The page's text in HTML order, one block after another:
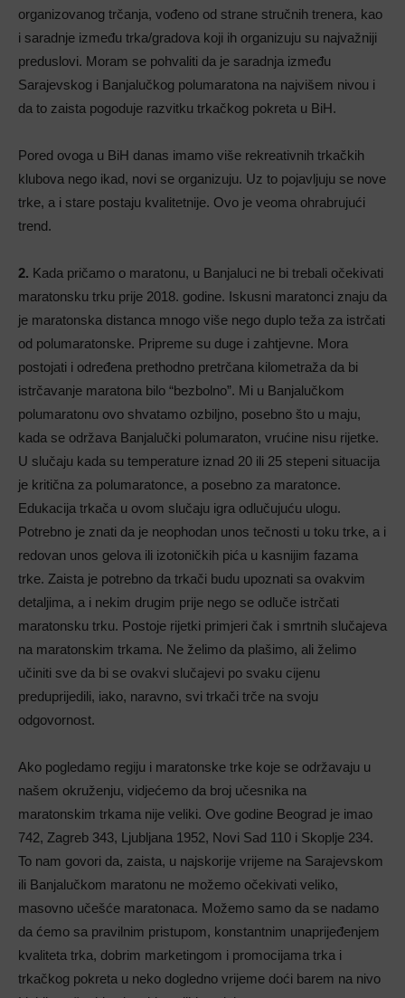
organizovanog trčanja, vođeno od strane stručnih trenera, kao
i saradnje između trka/gradova koji ih organizuju su najvažniji
preduslovi. Moram se pohvaliti da je saradnja između
Sarajevskog i Banjalučkog polumaratona na najvišem nivou i
da to zaista pogoduje razvitku trkačkog pokreta u BiH.
Pored ovoga u BiH danas imamo više rekreativnih trkačkih
klubova nego ikad, novi se organizuju. Uz to pojavljuju se nove
trke, a i stare postaju kvalitetnije. Ovo je veoma ohrabrujući
trend.
2. Kada pričamo o maratonu, u Banjaluci ne bi trebali očekivati
maratonsku trku prije 2018. godine. Iskusni maratonci znaju da
je maratonska distanca mnogo više nego duplo teža za istrčati
od polumaratonske. Pripreme su duge i zahtjevne. Mora
postojati i određena prethodno pretrčana kilometraža da bi
istrčavanje maratona bilo “bezbolno”. Mi u Banjalučkom
polumaratonu ovo shvatamo ozbiljno, posebno što u maju,
kada se održava Banjalučki polumaraton, vrućine nisu rijetke.
U slučaju kada su temperature iznad 20 ili 25 stepeni situacija
je kritična za polumaratonce, a posebno za maratonce.
Edukacija trkača u ovom slučaju igra odlučujuću ulogu.
Potrebno je znati da je neophodan unos tečnosti u toku trke, a i
redovan unos gelova ili izotoničkih pića u kasnijim fazama
trke. Zaista je potrebno da trkači budu upoznati sa ovakvim
detaljima, a i nekim drugim prije nego se odluče istrčati
maratonsku trku. Postoje rijetki primjeri čak i smrtnih slučajeva
na maratonskim trkama. Ne želimo da plašimo, ali želimo
učiniti sve da bi se ovakvi slučajevi po svaku cijenu
preduprijedili, iako, naravno, svi trkači trče na svoju
odgovornost.
Ako pogledamo regiju i maratonske trke koje se održavaju u
našem okruženju, vidjećemo da broj učesnika na
maratonskim trkama nije veliki. Ove godine Beograd je imao
742, Zagreb 343, Ljubljana 1952, Novi Sad 110 i Skoplje 234.
To nam govori da, zaista, u najskorije vrijeme na Sarajevskom
ili Banjalučkom maratonu ne možemo očekivati veliko,
masovno učešće maratonaca. Možemo samo da se nadamo
da ćemo sa pravilnim pristupom, konstantnim unaprijeđenjem
kvaliteta trka, dobrim marketingom i promocijama trka i
trkačkog pokreta u neko dogledno vrijeme doći barem na nivo